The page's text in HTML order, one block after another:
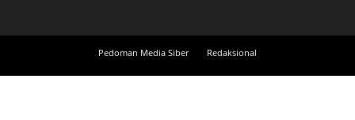
Pedoman Media Siber Redaksional